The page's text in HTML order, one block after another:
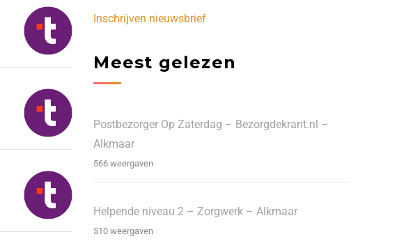
Inschrijven nieuwsbrief
Meest gelezen
Postbezorger Op Zaterdag – Bezorgdekrant.nl –
Alkmaar
566 weergaven
Helpende niveau 2 – Zorgwerk – Alkmaar
510 weergaven